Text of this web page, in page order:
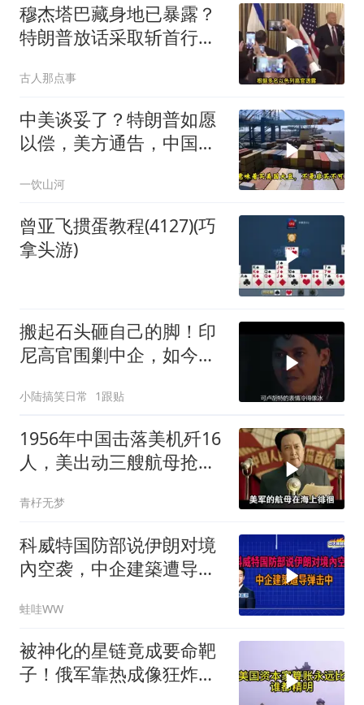
穆杰塔巴藏身地已暴露？
特朗普放话采取斩首行
古人那点事
中美谈妥了？特朗普如愿
以偿，美方通告，中国增
一饮山河
曾亚飞掼蛋教程(4127)(巧
拿头游)
搬起石头砸自己的脚！印
尼高官围剿中企，如今烂
小陆搞笑日常 1跟贴
1956年中国击落美机歼16
人，美出动三艘航母抢尸
青杍无梦
科威特国防部说伊朗对境
內空袭，中企建築遭导弹
延廷｜辣晚报20260806
蛙哇WW
被神化的星链竟成要命靶
子！俄军靠热成像狂炸卫